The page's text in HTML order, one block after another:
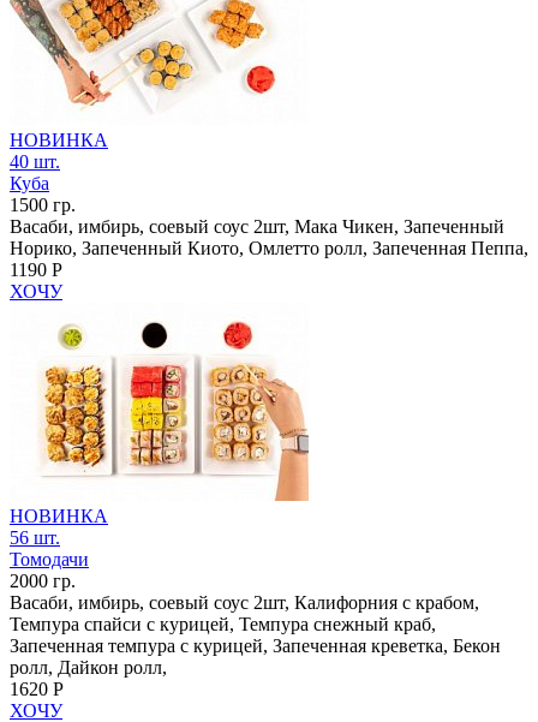
НОВИНКА
40 шт.
Куба
1500 гр.
Васаби, имбирь, соевый соус 2шт, Мака Чикен, Запеченный
Норико, Запеченный Киото, Омлетто ролл, Запеченная Пеппа,
1190 Р
ХОЧУ
НОВИНКА
56 шт.
Томодачи
2000 гр.
Васаби, имбирь, соевый соус 2шт, Калифорния с крабом,
Темпура спайси с курицей, Темпура снежный краб,
Запеченная темпура с курицей, Запеченная креветка, Бекон
ролл, Дайкон ролл,
1620 Р
ХОЧУ